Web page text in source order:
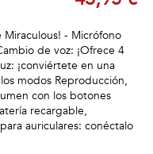
Miraculous! - Micrófono
de voz: ¡Ofrece 4
¡conviértete en una
modos Reproducción,
con los botones
recargable,
auriculares: conéctalo